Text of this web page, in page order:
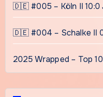
🇩🇪 #005 – Köln II 10:0
🇩🇪 #004 – Schalke II
2025 Wrapped – Top